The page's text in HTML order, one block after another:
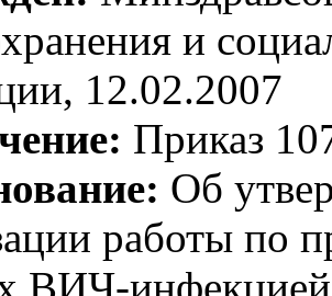
и
12.02.2007
Приказ
Об
работы по
ВИЧ-